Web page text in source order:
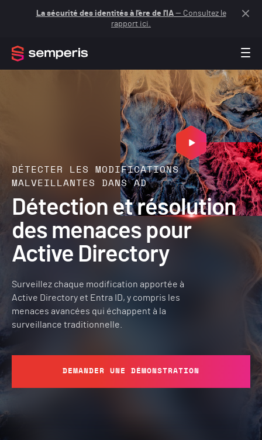
La sécurité des identités à l'ère de l'IA— Consultez le
rapport ici.
DÉTECTER LES MODIFICATIONS
MALVEILLANTES DANS AD
Détection et résolution
des menaces pour
Active Directory
Surveillez chaque modification apportée à
Active Directory et Entra ID, y compris les
menaces avancées qui échappent à la
surveillance traditionnelle.
DEMANDER UNE DÉMONSTRATION